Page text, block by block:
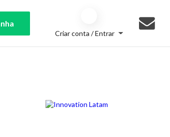
Criar conta / Entrar